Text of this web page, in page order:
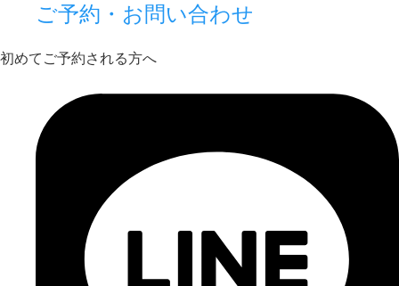
ご予約・お問い合わせ
初めてご予約される方へ